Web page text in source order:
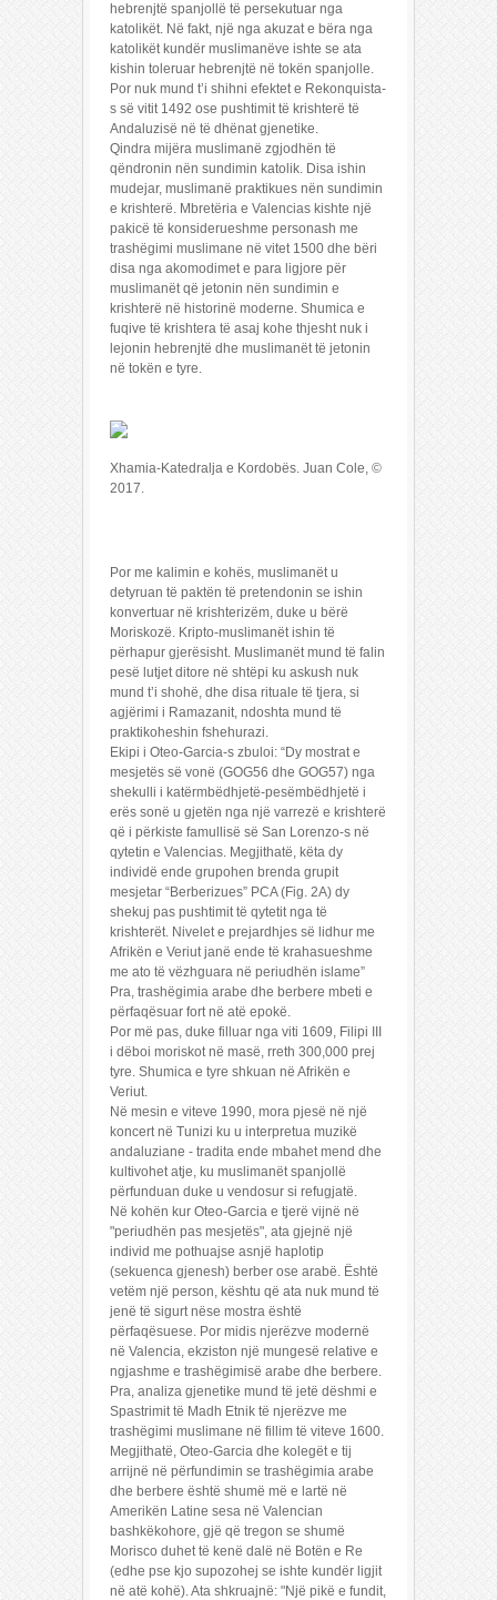
hebrenjtë spanjollë të persekutuar nga
katolikët. Në fakt, një nga akuzat e bëra nga
katolikët kundër muslimanëve ishte se ata
kishin toleruar hebrenjtë në tokën spanjolle.
Por nuk mund t’i shihni efektet e Rekonquista-
s së vitit 1492 ose pushtimit të krishterë të
Andaluzisë në të dhënat gjenetike.
Qindra mijëra muslimanë zgjodhën të
qëndronin nën sundimin katolik. Disa ishin
mudejar, muslimanë praktikues nën sundimin
e krishterë. Mbretëria e Valencias kishte një
pakicë të konsiderueshme personash me
trashëgimi muslimane në vitet 1500 dhe bëri
disa nga akomodimet e para ligjore për
muslimanët që jetonin nën sundimin e
krishterë në historinë moderne. Shumica e
fuqive të krishtera të asaj kohe thjesht nuk i
lejonin hebrenjtë dhe muslimanët të jetonin
në tokën e tyre.
Xhamia-Katedralja e Kordobës. Juan Cole, ©
2017.
Por me kalimin e kohës, muslimanët u
detyruan të paktën të pretendonin se ishin
konvertuar në krishterizëm, duke u bërë
Moriskozë. Kripto-muslimanët ishin të
përhapur gjerësisht. Muslimanët mund të falin
pesë lutjet ditore në shtëpi ku askush nuk
mund t’i shohë, dhe disa rituale të tjera, si
agjërimi i Ramazanit, ndoshta mund të
praktikoheshin fshehurazi.
Ekipi i Oteo-Garcia-s zbuloi: “Dy mostrat e
mesjetës së vonë (GOG56 dhe GOG57) nga
shekulli i katërmbëdhjetë-pesëmbëdhjetë i
erës sonë u gjetën nga një varrezë e krishterë
që i përkiste famullisë së San Lorenzo-s në
qytetin e Valencias. Megjithatë, këta dy
individë ende grupohen brenda grupit
mesjetar “Berberizues” PCA (Fig. 2A) dy
shekuj pas pushtimit të qytetit nga të
krishterët. Nivelet e prejardhjes së lidhur me
Afrikën e Veriut janë ende të krahasueshme
me ato të vëzhguara në periudhën islame”
Pra, trashëgimia arabe dhe berbere mbeti e
përfaqësuar fort në atë epokë.
Por më pas, duke filluar nga viti 1609, Filipi III
i dëboi moriskot në masë, rreth 300,000 prej
tyre. Shumica e tyre shkuan në Afrikën e
Veriut.
Në mesin e viteve 1990, mora pjesë në një
koncert në Tunizi ku u interpretua muzikë
andaluziane - tradita ende mbahet mend dhe
kultivohet atje, ku muslimanët spanjollë
përfunduan duke u vendosur si refugjatë.
Në kohën kur Oteo-Garcia e tjerë vijnë në
"periudhën pas mesjetës", ata gjejnë një
individ me pothuajse asnjë haplotip
(sekuenca gjenesh) berber ose arabë. Është
vetëm një person, kështu që ata nuk mund të
jenë të sigurt nëse mostra është
përfaqësuese. Por midis njerëzve modernë
në Valencia, ekziston një mungesë relative e
ngjashme e trashëgimisë arabe dhe berbere.
Pra, analiza gjenetike mund të jetë dëshmi e
Spastrimit të Madh Etnik të njerëzve me
trashëgimi muslimane në fillim të viteve 1600.
Megjithatë, Oteo-Garcia dhe kolegët e tij
arrijnë në përfundimin se trashëgimia arabe
dhe berbere është shumë më e lartë në
Amerikën Latine sesa në Valencian
bashkëkohore, gjë që tregon se shumë
Morisco duhet të kenë dalë në Botën e Re
(edhe pse kjo supozohej se ishte kundër ligjit
në atë kohë). Ata shkruajnë: "Një pikë e fundit,